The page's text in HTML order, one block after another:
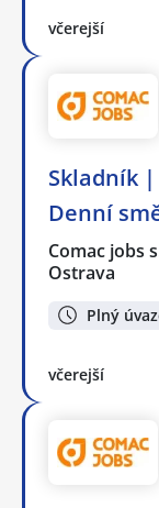
včerejší
Skladník
Denní
Comac jobs
Ostrava
Plný
včerejší